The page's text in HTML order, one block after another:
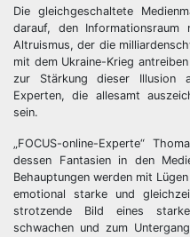
Die gleichgeschaltete
darauf, den
Altruismus, der die
mit dem Ukraine-Krieg
zur Stärkung dieser Illusion
Experten, die allesamt
sein.
„FOCUS-online-Experte“
dessen Fantasien in den
Behauptungen werden mit
emotional starke und
strotzende Bild eines
schwachen und zum